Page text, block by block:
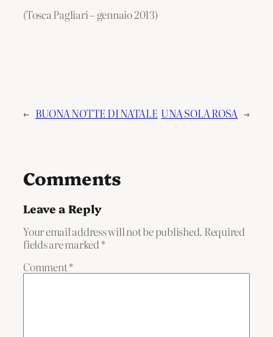
(Tosca Pagliari – gennaio 2013)
← BUONA NOTTE DI NATALE UNA SOLA ROSA →
Comments
Leave a Reply
Your email address will not be published. Required
fields are marked *
Comment*